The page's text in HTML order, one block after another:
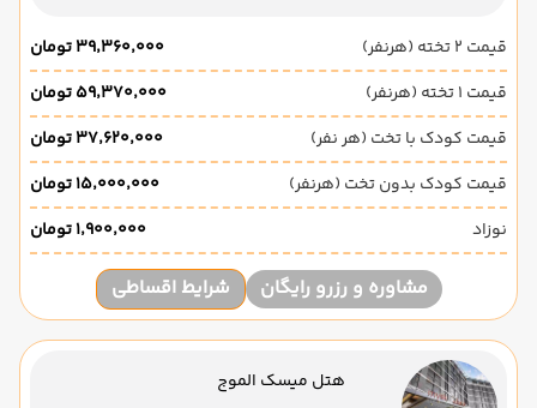
قیمت 2 تخته (هرنفر)
۳۹٬۳۶۰٬۰۰۰ تومان
قیمت 1 تخته (هرنفر)
۵۹٬۳۷۰٬۰۰۰ تومان
قیمت کودک با تخت (هر نفر)
۳۷٬۶۲۰٬۰۰۰ تومان
قیمت کودک بدون تخت (هرنفر)
۱۵٬۰۰۰٬۰۰۰ تومان
نوزاد
۱٬۹۰۰٬۰۰۰ تومان
مشاوره و رزرو رایگان شرایط اقساطی
هتل میسک الموج